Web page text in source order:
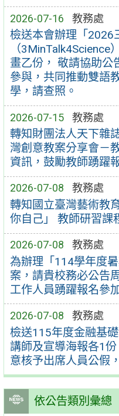
2026-07-16 教務處
檢送本會辦理「2026
（
畫乙份， 敬請協助公
參與，共同推動雙語
學，請查照。
2026-07-15 教務處
轉知財團法人天下雜
灣創意教案分享會－
資訊，鼓勵教師踴躍
2026-07-08 教務處
轉知國立臺灣藝術教
你自己」 教師研習課
2026-07-08 教務處
為辦理「114學年度
案，請貴校務必公告
工作人員踴躍報名參
2026-07-08 教務處
檢送115年度金融基
講師及宣導海報各1
意核予出席人員公假
依公告類別彙總